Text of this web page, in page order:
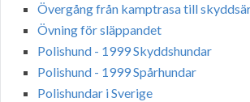
Övergång från kamptrasa till
Övning för släppandet
Polishund - 1999 Skyddshundar
Polishund - 1999 Spårhundar
Polishundar i Sverige